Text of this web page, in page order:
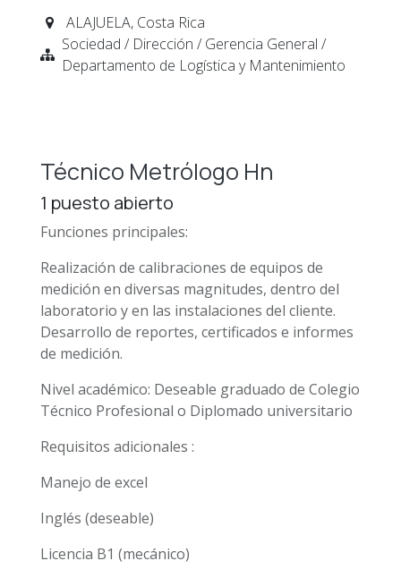
ALAJUELA, Costa Rica
Sociedad / Dirección / Gerencia General /
Departamento de Logística y Mantenimiento
Técnico Metrólogo Hn
1 puesto abierto
Funciones principales:
Realización de calibraciones de equipos de
medición en diversas magnitudes, dentro del
laboratorio y en las instalaciones del cliente.
Desarrollo de reportes, certificados e informes
de medición.
Nivel académico: Deseable graduado de Colegio
Técnico Profesional o Diplomado universitario
Requisitos adicionales :
Manejo de excel
Inglés (deseable)
Licencia B1 (mecánico)